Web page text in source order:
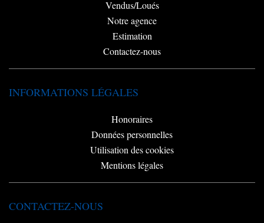
Vendus/Loués
Notre agence
Estimation
Contactez-nous
INFORMATIONS LÉGALES
Honoraires
Données personnelles
Utilisation des cookies
Mentions légales
CONTACTEZ-NOUS